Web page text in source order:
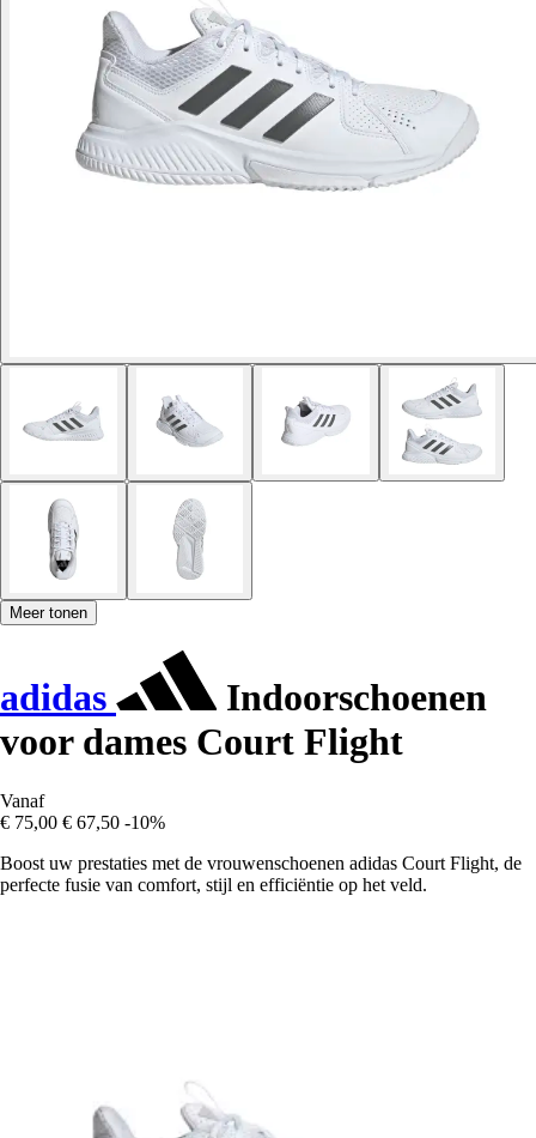
Meer tonen
adidas
Indoorschoenen
voor dames Court Flight
Vanaf
€ 75,00 € 67,50 -10%
Boost uw prestaties met de vrouwenschoenen adidas Court Flight, de
perfecte fusie van comfort, stijl en efficiëntie op het veld.